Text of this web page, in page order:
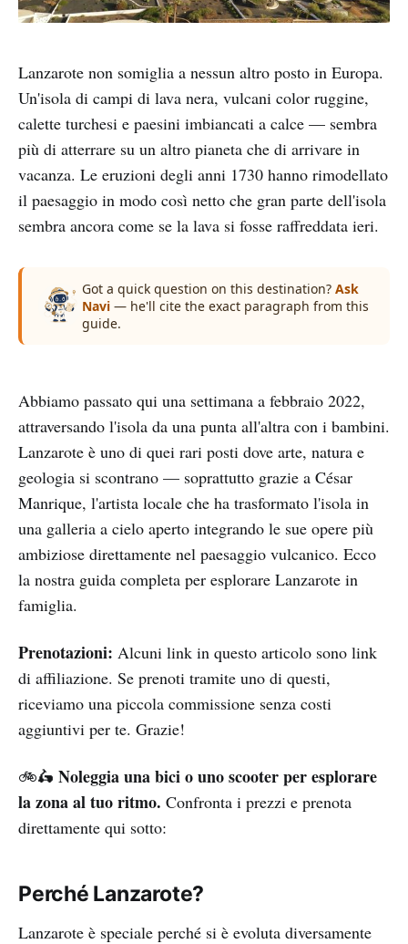
Lanzarote non somiglia a nessun altro posto in Europa.
Un'isola di campi di lava nera, vulcani color ruggine,
calette turchesi e paesini imbiancati a calce — sembra
più di atterrare su un altro pianeta che di arrivare in
vacanza. Le eruzioni degli anni 1730 hanno rimodellato
il paesaggio in modo così netto che gran parte dell'isola
sembra ancora come se la lava si fosse raffreddata ieri.
Got a quick question on this destination? Ask
Navi — he'll cite the exact paragraph from this
guide.
Abbiamo passato qui una settimana a febbraio 2022,
attraversando l'isola da una punta all'altra con i bambini.
Lanzarote è uno di quei rari posti dove arte, natura e
geologia si scontrano — soprattutto grazie a César
Manrique, l'artista locale che ha trasformato l'isola in
una galleria a cielo aperto integrando le sue opere più
ambiziose direttamente nel paesaggio vulcanico. Ecco
la nostra guida completa per esplorare Lanzarote in
famiglia.
Prenotazioni: Alcuni link in questo articolo sono link
di affiliazione. Se prenoti tramite uno di questi,
riceviamo una piccola commissione senza costi
aggiuntivi per te. Grazie!
🚲🛵 Noleggia una bici o uno scooter per esplorare
la zona al tuo ritmo. Confronta i prezzi e prenota
direttamente qui sotto:
Perché Lanzarote?
Lanzarote è speciale perché si è evoluta diversamente